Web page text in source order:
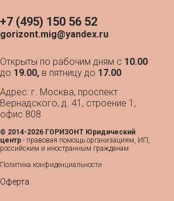
+7 (495) 150 56 52
gorizont.mig@yandex.ru
Открыты по рабочим дням с 10.00
до 19.00, в пятницу до 17.00
Адрес: г. Москва, проспект
Вернадского, д. 41, строение 1,
офис 808
© 2014-2026 ГОРИЗОНТ Юридический
центр - правовая помощь организациям, ИП,
российским и иностранным гражданам
Политика конфиденциальности
Оферта